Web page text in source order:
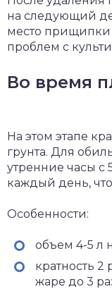
на следующий
место прищипки
проблем с
Во время
На этом этапе
грунта. Для
утренние часы с
каждый день,
Особенности:
объем 4-5 л
кратность
жаре до 3